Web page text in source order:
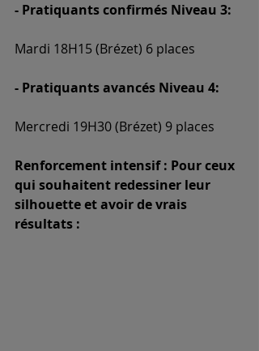
- Pratiquants confirmés Niveau 3:
Mardi 18H15 (Brézet) 6 places
- Pratiquants avancés Niveau 4:
Mercredi 19H30 (Brézet) 9 places
Renforcement intensif : Pour ceux
qui souhaitent redessiner leur
silhouette et avoir de vrais
résultats :